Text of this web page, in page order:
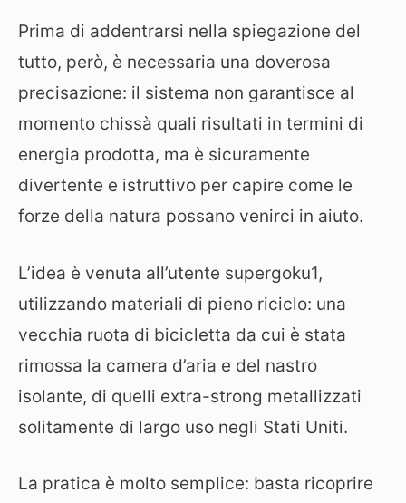
Prima di addentrarsi nella spiegazione del
tutto, però, è necessaria una doverosa
precisazione: il sistema non garantisce al
momento chissà quali risultati in termini di
energia prodotta, ma è sicuramente
divertente e istruttivo per capire come le
forze della natura possano venirci in aiuto.
L’idea è venuta all’utente supergoku1,
utilizzando materiali di pieno riciclo: una
vecchia ruota di bicicletta da cui è stata
rimossa la camera d’aria e del nastro
isolante, di quelli extra-strong metallizzati
solitamente di largo uso negli Stati Uniti.
La pratica è molto semplice: basta ricoprire